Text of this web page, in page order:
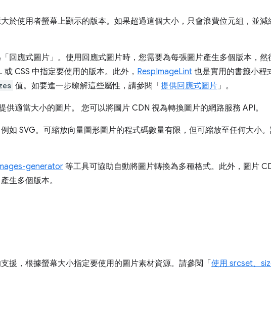
於使用者螢幕上顯示的版本。如果超過這個大小，只會浪費位元組，並減
回應式圖片」。使用回應式圖片時，您需要為每張圖片產生多個版本，然
CSS 中指定要使用的版本。此外， RespImageLint 也是實用的書籤小程
值。如要進一步瞭解這些屬性，請參閱「提供回應式圖片 」。
供適當大小的圖片。 您可以將圖片 CDN 視為轉換圖片的網路服務 API。
如 SVG。可縮放向量圖形圖片的程式碼數量有限，但可縮放至任何大小
generator等工具可協助自動將圖片轉換為多種格式。此外，圖片
生多個版本。
援，根據螢幕大小指定要使用的圖片素材資源。請參閱「使用 srcset、